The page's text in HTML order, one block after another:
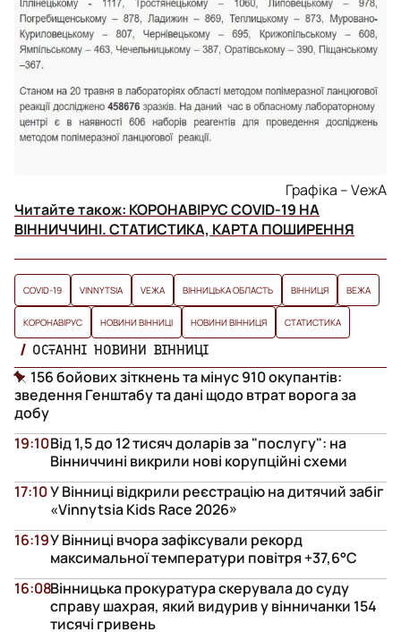
Графіка – VежА
Читайте також: КОРОНАВІРУС COVID-19 НА
ВІННИЧЧИНІ. СТАТИСТИКА, КАРТА ПОШИРЕННЯ
COVID-19 VINNYTSIA VЕЖА ВІННИЦЬКА ОБЛАСТЬ ВІННИЦЯ ВЕЖА
КОРОНАВІРУС НОВИНИ ВІННИЦІ НОВИНИ ВІННИЦЯ СТАТИСТИКА
ОСТАННІ НОВИНИ ВІННИЦІ
156 бойових зіткнень та мінус 910 окупантів:
зведення Генштабу та дані щодо втрат ворога за
добу
Від 1,5 до 12 тисяч доларів за "послугу": на
Вінниччині викрили нові корупційні схеми
19:10
У Вінниці відкрили реєстрацію на дитячий забіг
«Vinnytsia Kids Race 2026»
17:10
У Вінниці вчора зафіксували рекорд
максимальної температури повітря +37,6°С
16:19
Вінницька прокуратура скерувала до суду
справу шахрая, який видурив у вінничанки 154
тисячі гривень
16:08